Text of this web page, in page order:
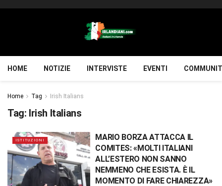
HOME NOTIZIE INTERVISTE EVENTI
Home Tag Irish Italians
Tag: Irish Italians
ISTITUZIONI
MARIO BORZA ATTACCA IL
COMITES: «MOLTI ITALIANI
ALL’ESTERO NON SANNO
NEMMENO CHE ESISTA. È IL
MOMENTO DI FARE CHIAREZZA»